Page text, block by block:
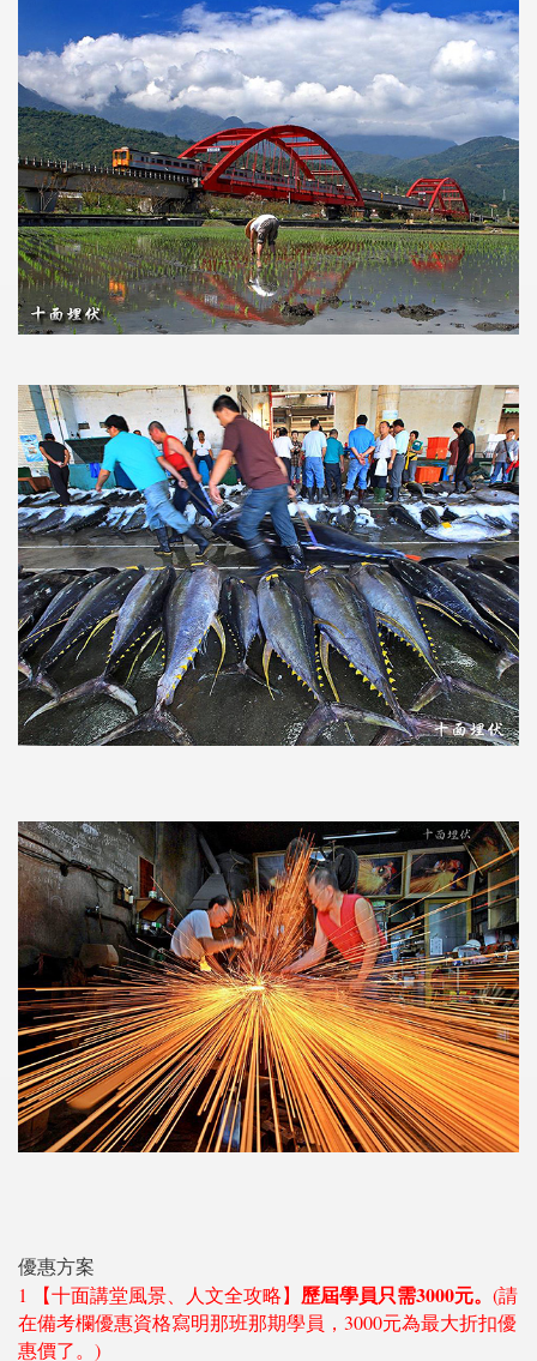
優惠方案
1 【十面講堂風景、人文全攻略】 歷屆學員只需3000元。 (請
在備考欄優惠資格寫明那班那期學員，3000元為最大折扣優
惠價了。)